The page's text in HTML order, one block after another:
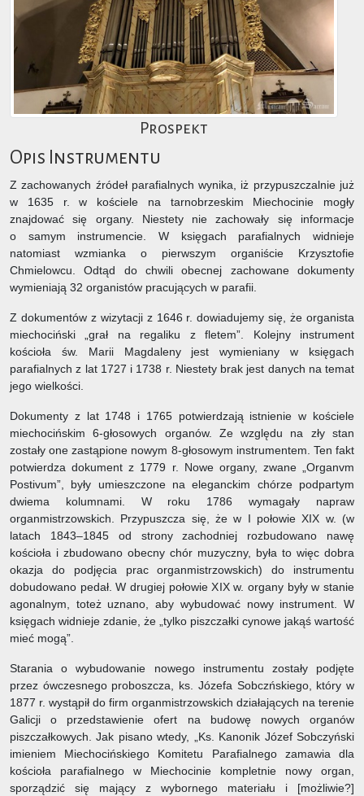
Prospekt
Opis Instrumentu
Z zachowanych źródeł parafialnych wynika, iż przypuszczalnie już
w 1635 r. w kościele na tarnobrzeskim Miechocinie mogły
znajdować się organy. Niestety nie zachowały się informacje
o samym instrumencie. W księgach parafialnych widnieje
natomiast wzmianka o pierwszym organiście Krzysztofie
Chmielowcu. Odtąd do chwili obecnej zachowane dokumenty
wymieniają 32 organistów pracujących w parafii.
Z dokumentów z wizytacji z 1646 r. dowiadujemy się, że organista
miechociński „grał na regaliku z fletem”. Kolejny instrument
kościoła św. Marii Magdaleny jest wymieniany w księgach
parafialnych z lat 1727 i 1738 r. Niestety brak jest danych na temat
jego wielkości.
Dokumenty z lat 1748 i 1765 potwierdzają istnienie w kościele
miechocińskim 6-głosowych organów. Ze względu na zły stan
zostały one zastąpione nowym 8-głosowym instrumentem. Ten fakt
potwierdza dokument z 1779 r. Nowe organy, zwane „Organvm
Postivum”, były umieszczone na eleganckim chórze podpartym
dwiema kolumnami. W roku 1786 wymagały napraw
organmistrzowskich. Przypuszcza się, że w I połowie XIX w. (w
latach 1843–1845 od strony zachodniej rozbudowano nawę
kościoła i zbudowano obecny chór muzyczny, była to więc dobra
okazja do podjęcia prac organmistrzowskich) do instrumentu
dobudowano pedał. W drugiej połowie XIX w. organy były w stanie
agonalnym, toteż uznano, aby wybudować nowy instrument. W
księgach widnieje zdanie, że „tylko piszczałki cynowe jakąś wartość
mieć mogą”.
Starania o wybudowanie nowego instrumentu zostały podjęte
przez ówczesnego proboszcza, ks. Józefa Sobczńskiego, który w
1877 r. wystąpił do firm organmistrzowskich działających na terenie
Galicji o przedstawienie ofert na budowę nowych organów
piszczałkowych. Jak pisano wtedy, „Ks. Kanonik Józef Sobczyński
imieniem Miechocińskiego Komitetu Parafialnego zamawia dla
kościoła parafialnego w Miechocinie kompletnie nowy organ,
sporządzić się mający z wybornego materiału i [możliwie?]